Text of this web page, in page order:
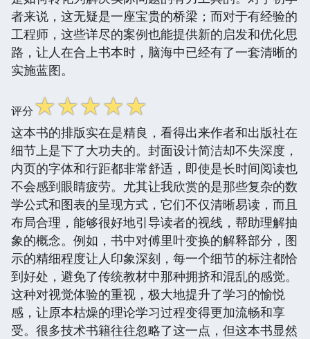
者来说，这无疑是一座宝贵的桥梁；而对于有经验的
工程师，这些详尽的案例也能提供新的启发和优化思
路，让人在合上书本时，脑海中已经有了一套清晰的
实施蓝图。
评分☆☆☆☆☆
这本书的排版实在是精良，看得出来作者和出版社在
细节上是下了大功夫的。封面设计简洁却不失深度，
内页的字体和行距都非常舒适，即使是长时间阅读也
不会感到眼睛疲劳。尤其让我欣赏的是那些复杂的数
学公式和图表的呈现方式，它们不仅清晰易读，而且
布局合理，能够很好地引导读者的视线，帮助理解抽
象的概念。例如，书中对傅里叶变换的解释部分，图
示的精细程度让人印象深刻，每一个细节的标注都恰
到好处，避免了传统教材中那种拥挤和混乱的感觉。
这种对视觉体验的重视，极大地提升了学习的愉悦
感，让原本枯燥的理论学习过程变得更加流畅和享
受。很多技术书籍往往忽略了这一点，但这本书显然